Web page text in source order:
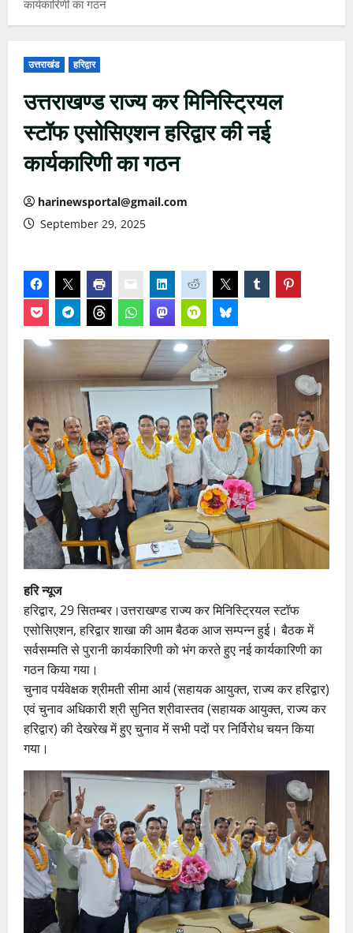
कार्यकारिणी का गठन
उत्तराखंड हरिद्वार
उत्तराखण्ड राज्य कर मिनिस्ट्रियल
स्टॉफ एसोसिएशन हरिद्वार की नई
कार्यकारिणी का गठन
harinewsportal@gmail.com
September 29, 2025
हरि न्यूज
हरिद्वार, 29 सितम्बर।उत्तराखण्ड राज्य कर मिनिस्ट्रियल स्टॉफ
एसोसिएशन, हरिद्वार शाखा की आम बैठक आज सम्पन्न हुई। बैठक में
सर्वसम्मति से पुरानी कार्यकारिणी को भंग करते हुए नई कार्यकारिणी का
गठन किया गया।
चुनाव पर्यवेक्षक श्रीमती सीमा आर्य (सहायक आयुक्त, राज्य कर हरिद्वार)
एवं चुनाव अधिकारी श्री सुनित श्रीवास्तव (सहायक आयुक्त, राज्य कर
हरिद्वार) की देखरेख में हुए चुनाव में सभी पदों पर निर्विरोध चयन किया
गया।